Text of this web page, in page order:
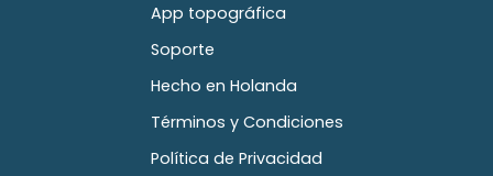
App topográfica
Soporte
Hecho en Holanda
Términos y Condiciones
Política de Privacidad